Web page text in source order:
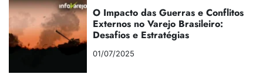
O Impacto das Guerras e Conflitos
Externos no Varejo Brasileiro:
Desafios e Estratégias
01/07/2025